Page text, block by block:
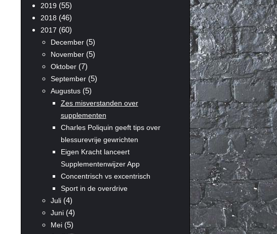
2019 (55)
2018 (46)
2017 (60)
December(5)
November(5)
Oktober(7)
September(5)
Augustus(5)
Zes misverstanden over
supplementen
Charles Poliquin geeft tips over
blessurevrije gewrichten
Eigen Kracht lanceert
Supplementenwijzer App
Concentrisch vs excentrisch
Sport in de overdrive
Juli(4)
Juni(4)
Mei(5)